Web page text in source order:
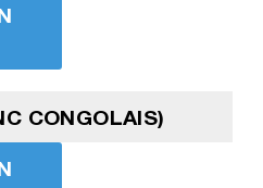
CONGOLAIS)